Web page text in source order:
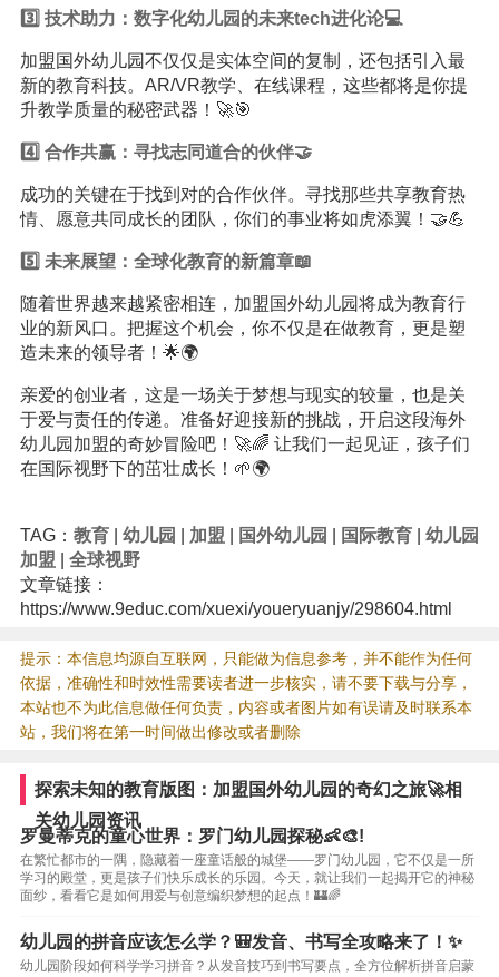
3️⃣ 技术助力：数字化幼儿园的未来tech进化论💻
加盟国外幼儿园不仅仅是实体空间的复制，还包括引入最
新的教育科技。AR/VR教学、在线课程，这些都将是你提
升教学质量的秘密武器！🚀🎯
4️⃣ 合作共赢：寻找志同道合的伙伴🤝
成功的关键在于找到对的合作伙伴。寻找那些共享教育热
情、愿意共同成长的团队，你们的事业将如虎添翼！🤝💪
5️⃣ 未来展望：全球化教育的新篇章📖
随着世界越来越紧密相连，加盟国外幼儿园将成为教育行
业的新风口。把握这个机会，你不仅是在做教育，更是塑
造未来的领导者！🌟🌍
亲爱的创业者，这是一场关于梦想与现实的较量，也是关
于爱与责任的传递。准备好迎接新的挑战，开启这段海外
幼儿园加盟的奇妙冒险吧！🚀🌈 让我们一起见证，孩子们
在国际视野下的茁壮成长！🌱🌍
TAG： 教育| 幼儿园 加盟 国外幼儿园 国际教育| 幼儿园
加盟
全球视野
文章链接：
https://www.9educ.com/xuexi/youeryuanjy/298604.html
提示：本信息均源自互联网，只能做为信息参考，并不能作为任何
依据，准确性和时效性需要读者进一步核实，请不要下载与分享，
本站也不为此信息做任何负责，内容或者图片如有误请及时联系本
站，我们将在第一时间做出修改或者删除
探索未知的教育版图：加盟国外幼儿园的奇幻之旅🚀相
关幼儿园资讯
罗曼蒂克的童心世界：罗门幼儿园探秘👶🎨!
在繁忙都市的一隅，隐藏着一座童话般的城堡——罗门幼儿园，它不仅是一所
学习的殿堂，更是孩子们快乐成长的乐园。今天，就让我们一起揭开它的神秘
面纱，看看它是如何用爱与创意编织梦想的起点！🏰🌈
幼儿园的拼音应该怎么学？🎒发音、书写全攻略来了！✨
幼儿园阶段如何科学学习拼音？从发音技巧到书写要点，全方位解析拼音启蒙